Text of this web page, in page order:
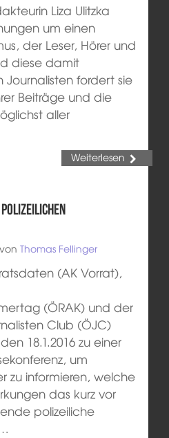
Liza Ulitzka
um einen
der Leser, Hörer und
diese damit
fordert sie
Beiträge und die
aller
Weiterlesen
von Thomas Fellinger
(AK Vorrat),
(ÖRAK) und der
Club (ÖJC)
18.1.2016 zu einer
um
zu informieren, welche
das kurz vor
polizeiliche